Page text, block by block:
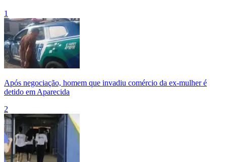
1
Após negociação, homem que invadiu comércio da ex-mulher é
detido em Aparecida
2